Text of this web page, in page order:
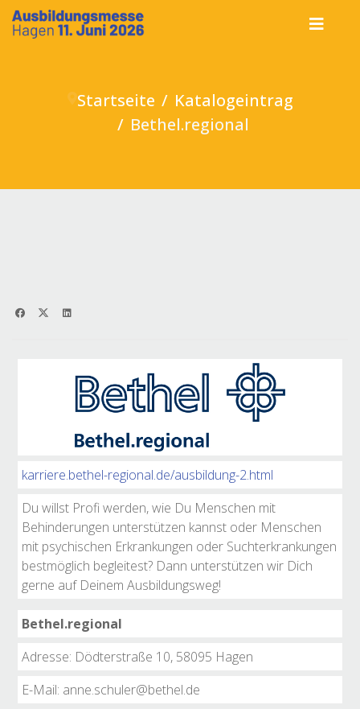
Startseite
Katalogeintrag
Bethel.regional
karriere.bethel-regional.de/ausbildung-2.html
Du willst Profi werden, wie Du Menschen mit
Behinderungen unterstützen kannst oder Menschen
mit psychischen Erkrankungen oder Suchterkrankungen
bestmöglich begleitest? Dann unterstützen wir Dich
gerne auf Deinem Ausbildungsweg!
Bethel.regional
Adresse: Dödterstraße 10, 58095 Hagen
E-Mail: anne.schuler@bethel.de